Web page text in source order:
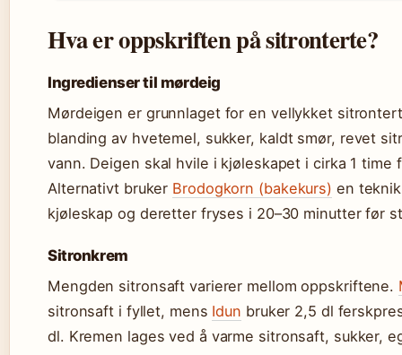
Hva er oppskriften på sitronterte?
Ingredienser til mørdeig
Mørdeigen er grunnlaget for en vellykket
blanding av hvetemel, sukker, kaldt smør, revet
vann. Deigen skal hvile i kjøleskapet i cirka 1 time
Alternativt bruker Brodogkorn (bakekurs) en
kjøleskap og deretter fryses i 20–30 minutter før
Sitronkrem
Mengden sitronsaft varierer mellom oppskriftene.
sitronsaft i fyllet, mens Idun bruker 2,5 dl
dl. Kremen lages ved å varme sitronsaft, sukker,